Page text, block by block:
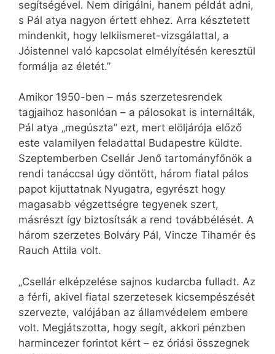
segítségével. Nem dirigálni, hanem példát adni,
s Pál atya nagyon értett ehhez. Arra késztetett
mindenkit, hogy lelkiismeret-vizsgálattal, a
Jóistennel való kapcsolat elmélyítésén keresztül
formálja az életét.”
Amikor 1950-ben – más szerzetesrendek
tagjaihoz hasonlóan – a pálosokat is internálták,
Pál atya „megúszta” ezt, mert elöljárója előző
este valamilyen feladattal Budapestre küldte.
Szeptemberben Csellár Jenő tartományfőnök a
rendi tanáccsal úgy döntött, három fiatal pálos
papot kijuttatnak Nyugatra, egyrészt hogy
magasabb végzettségre tegyenek szert,
másrészt így biztosítsák a rend továbbélését. A
három szerzetes Bolváry Pál, Vincze Tihamér és
Rauch Attila volt.
„Csellár elképzelése sajnos kudarcba fulladt. Az
a férfi, akivel fiatal szerzetesek kicsempészését
szervezte, valójában az államvédelem embere
volt. Megjátszotta, hogy segít, akkori pénzben
harmincezer forintot kért – ez óriási összegnek